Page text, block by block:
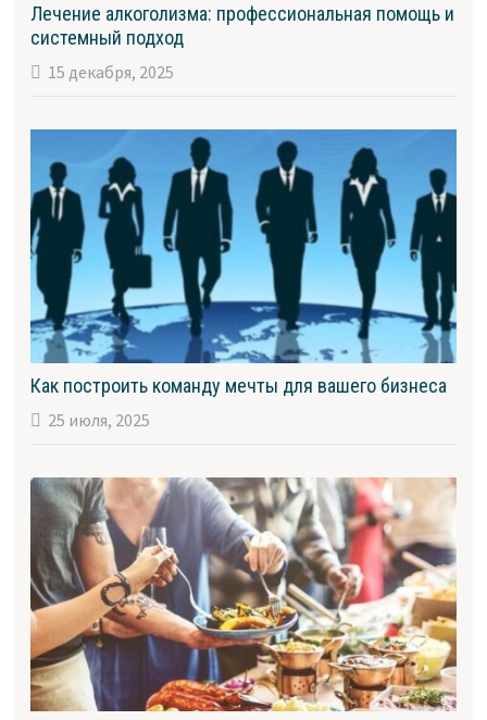
Лечение алкоголизма: профессиональная помощь и
системный подход
15 декабря, 2025
Как построить команду мечты для вашего бизнеса
25 июля, 2025